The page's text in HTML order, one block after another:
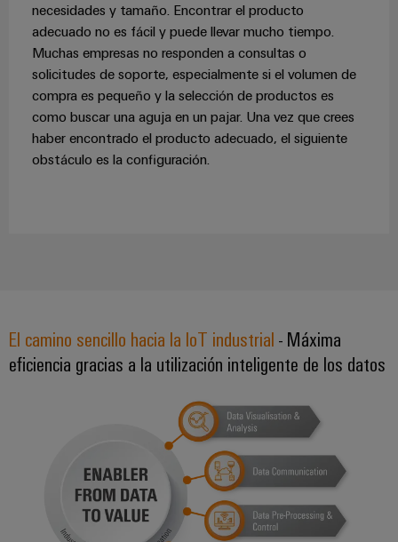
necesidades y tamaño. Encontrar el producto
adecuado no es fácil y puede llevar mucho tiempo.
Muchas empresas no responden a consultas o
solicitudes de soporte, especialmente si el volumen de
compra es pequeño y la selección de productos es
como buscar una aguja en un pajar. Una vez que crees
haber encontrado el producto adecuado, el siguiente
obstáculo es la configuración.
El camino sencillo hacia la IoT industrial - Máxima
eficiencia gracias a la utilización inteligente de los datos